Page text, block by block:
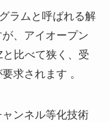
ラムと呼ばれる解
、アイオープン
と比べて狭く、受
求されます 。
ンネル等化技術